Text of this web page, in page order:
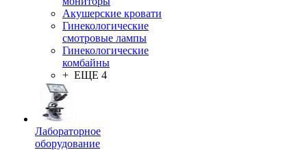
Акушерские кровати
Гинекологические
смотровые лампы
Гинекологические
комбайны
+ ЕЩЕ 4
Лабораторное
оборудование